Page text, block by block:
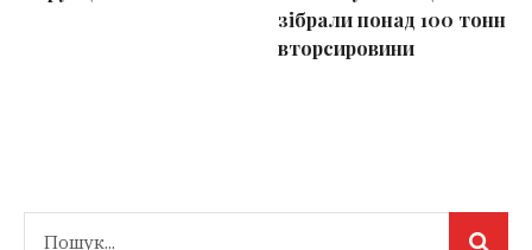
зібрали понад 100 тонн
вторсировини